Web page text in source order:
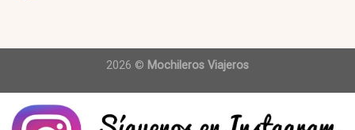
2026 © Mochileros Viajeros